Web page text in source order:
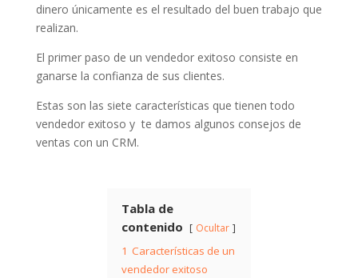
dinero únicamente es el resultado del buen trabajo que
realizan.
El primer paso de un vendedor exitoso consiste en
ganarse la confianza de sus clientes.
Estas son las siete características que tienen todo
vendedor exitoso y te damos algunos consejos de
ventas con un CRM.
Tabla de
contenido
Ocultar
1 Características de un
vendedor exitoso